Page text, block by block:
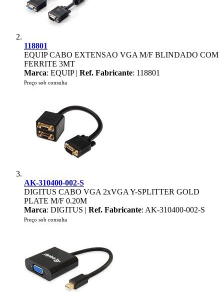
118801
EQUIP CABO EXTENSAO VGA M/F BLINDADO COM
FERRITE 3MT
Marca: EQUIP | Ref. Fabricante: 118801
Preço sob consulta
AK-310400-002-S
DIGITUS CABO VGA 2xVGA Y-SPLITTER GOLD
PLATE M/F 0.20M
Marca: DIGITUS | Ref. Fabricante: AK-310400-002-S
Preço sob consulta